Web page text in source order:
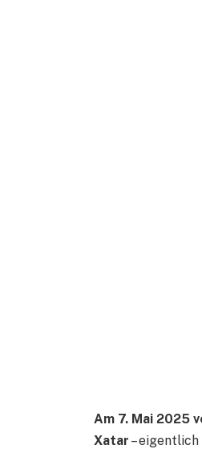
Am 7. Mai 2025
Xatar – eigentlich